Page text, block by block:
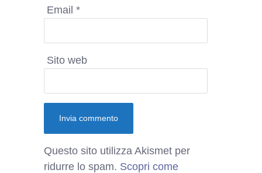
Email *
Sito web
Questo sito utilizza Akismet per
ridurre lo spam. Scopri come